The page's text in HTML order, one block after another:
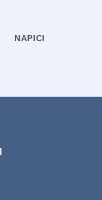
NAPICI